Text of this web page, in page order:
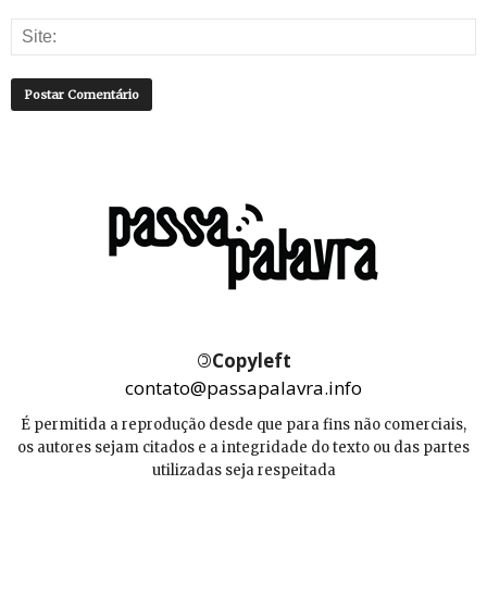
©Copyleft
contato@passapalavra.info
É permitida a reprodução desde que para fins não comerciais,
os autores sejam citados e a integridade do texto ou das partes
utilizadas seja respeitada